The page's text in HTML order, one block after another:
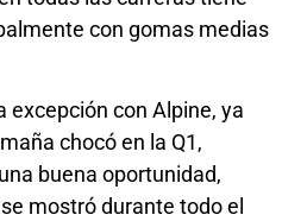
con gomas medias
excepción con Alpine, ya
chocó en la Q1,
buena oportunidad,
mostró durante todo el